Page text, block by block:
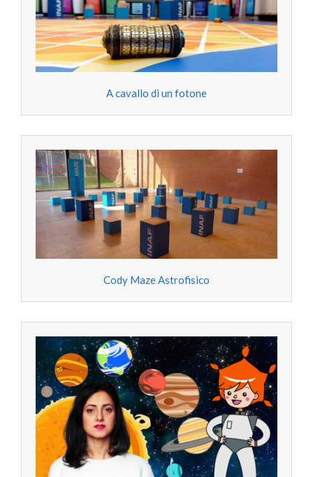
A cavallo di un fotone
Cody Maze Astrofisico